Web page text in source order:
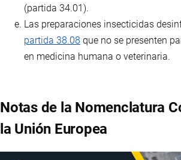
(partida 34.01).
Las preparaciones insecticidas
partida 38.08 que no se presenten
en medicina humana o veterinaria.
Notas de la Nomenclatura
la Unión Europea